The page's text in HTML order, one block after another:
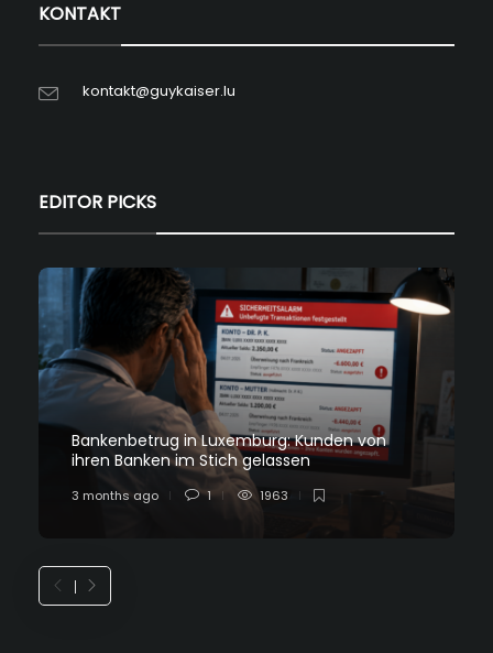
KONTAKT
kontakt@guykaiser.lu
EDITOR PICKS
Bankenbetrug in Luxemburg: Kunden von
ihren Banken im Stich gelassen
3 months ago 1 1963